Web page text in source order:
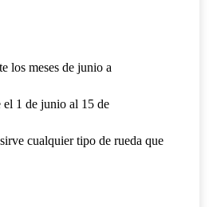
los meses de junio a
el 1 de junio al 15 de
cualquier tipo de rueda que